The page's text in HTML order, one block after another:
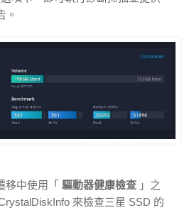
。
移中使用「 驅動器健康檢查 」之
來檢查三星 SSD 的